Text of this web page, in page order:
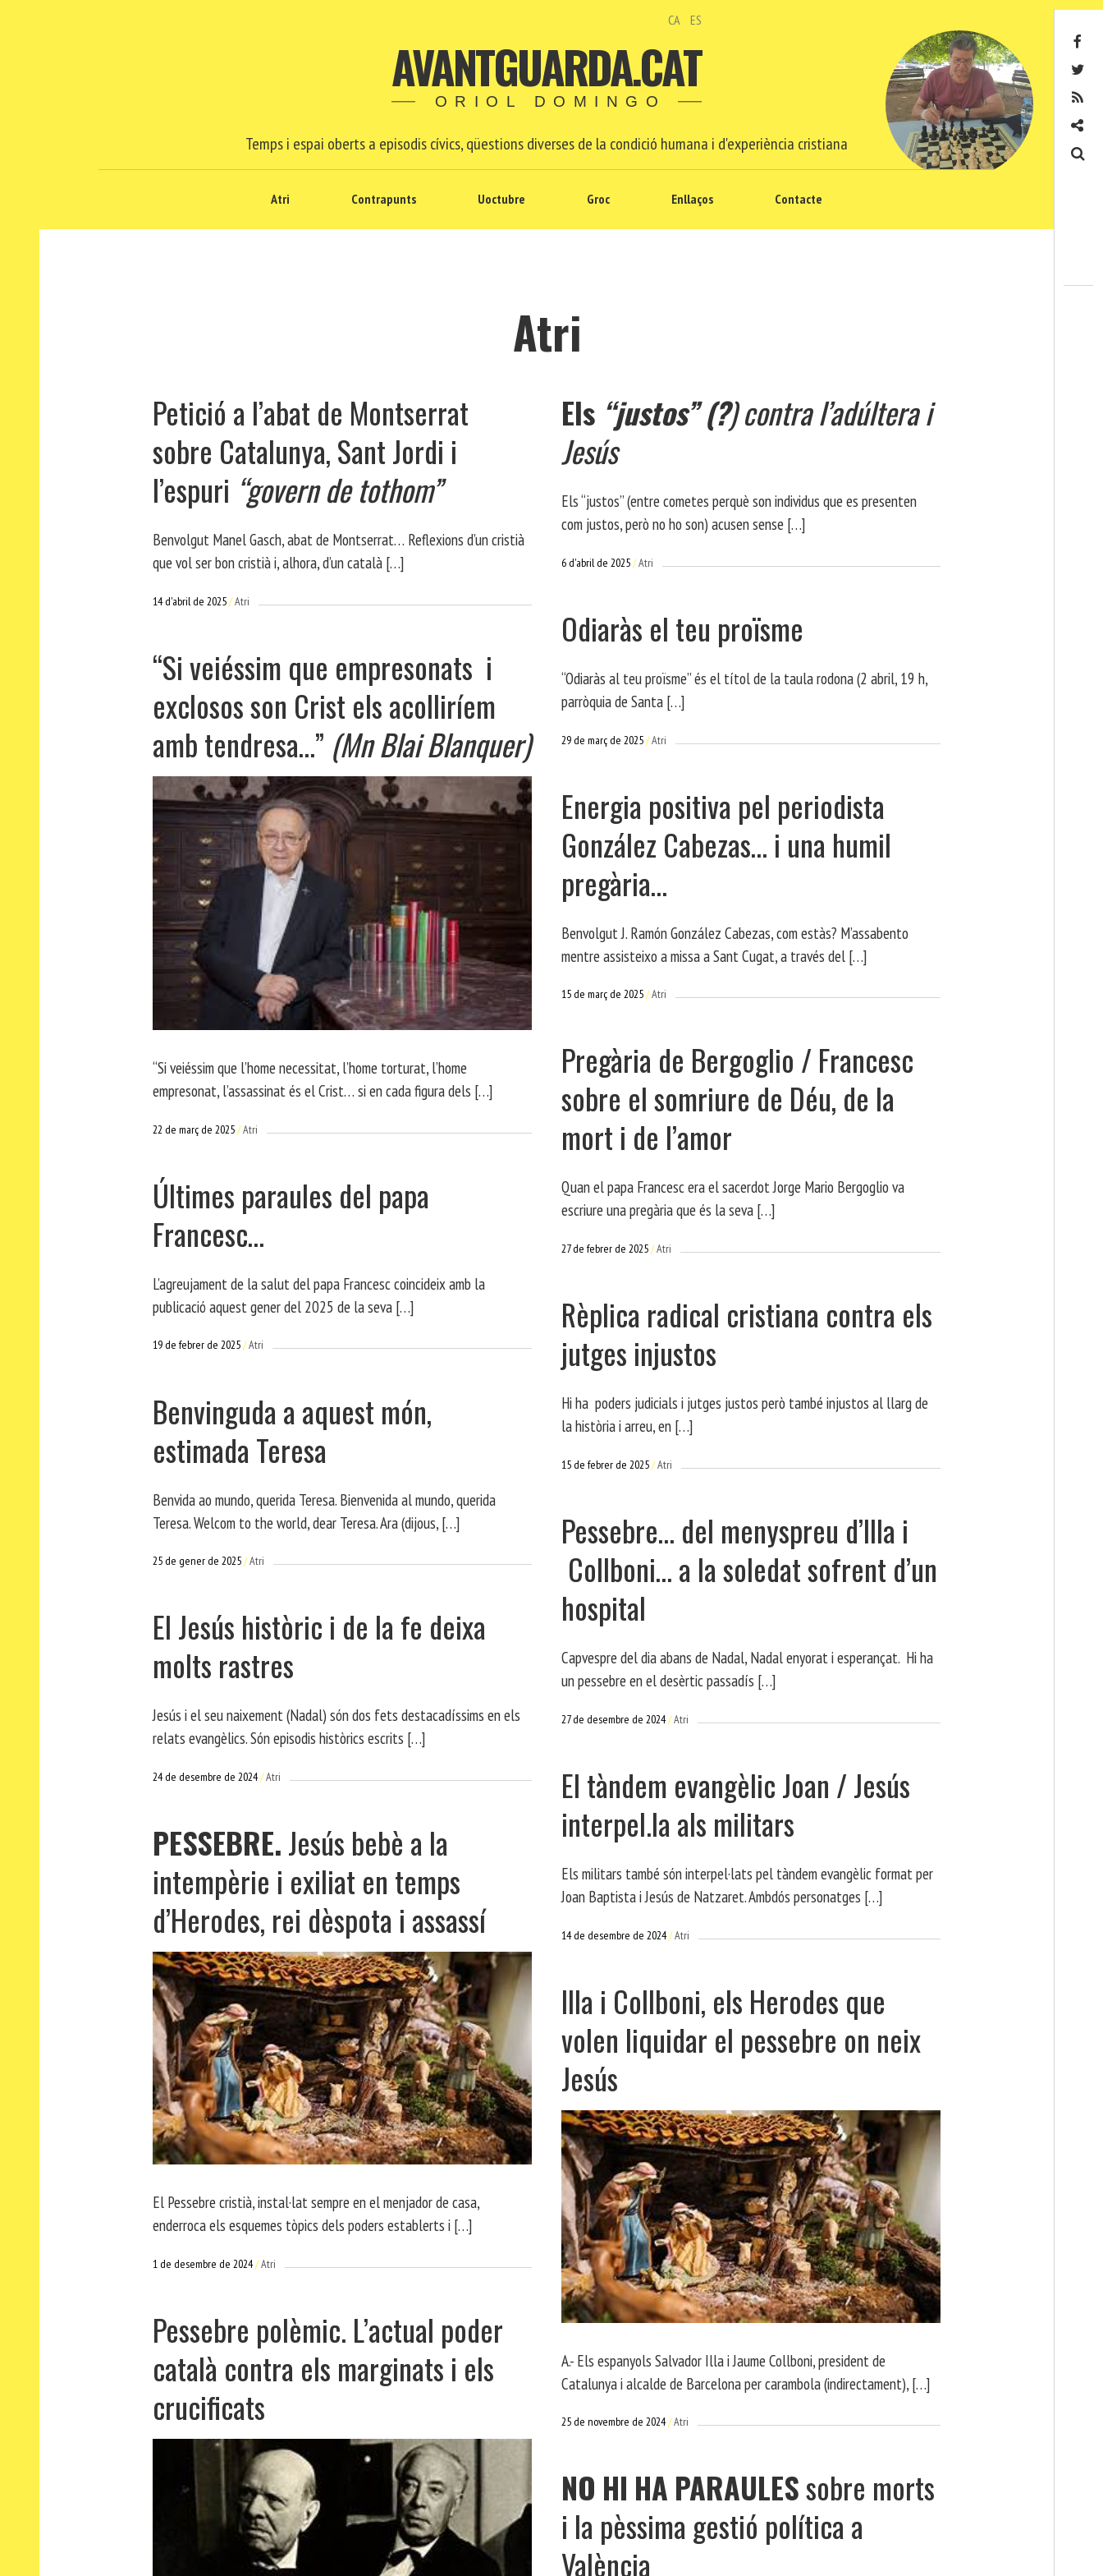
CA ES
AVANTGUARDA.CAT
ORIOL DOMINGO
Temps i espai oberts a episodis cívics, qüestions diverses de la condició humana i d'experiència cristiana
Atri Contrapunts Uoctubre Groc Enllaços Contacte
Atri
Petició a l’abat de Montserrat
sobre Catalunya, Sant Jordi i
l’espuri “govern de tothom”
Benvolgut Manel Gasch, abat de Montserrat… Reflexions d’un cristià
que vol ser bon cristià i, alhora, d’un català […]
14 d'abril de 2025 Atri
Els “justos” (?)contra l’adúltera i
Jesús
Els “justos” (entre cometes perquè son individus que es presenten
com justos, però no ho son) acusen sense […]
6 d'abril de 2025 Atri
Odiaràs el teu proïsme
“Odiaràs al teu proïsme” és el títol de la taula rodona (2 abril, 19 h,
parròquia de Santa […]
29 de març de 2025 Atri
“Si veiéssim que empresonats i
exclosos son Crist els acolliríem
amb tendresa…” (Mn Blai Blanquer)
A
“Si veiéssim que l’home necessitat, l’home torturat, l’home
empresonat, l’assassinat és el Crist… si en cada figura dels […]
22 de març de 2025 Atri
Energia positiva pel periodista
González Cabezas… i una humil
pregària…
Benvolgut J. Ramón González Cabezas, com estàs? M’assabento
mentre assisteixo a missa a Sant Cugat, a través del […]
15 de març de 2025 Atri
Pregària de Bergoglio / Francesc
sobre el somriure de Déu, de la
mort i de l’amor
Quan el papa Francesc era el sacerdot Jorge Mario Bergoglio va
escriure una pregària que és la seva […]
27 de febrer de 2025 Atri
Últimes paraules del papa
Francesc…
L’agreujament de la salut del papa Francesc coincideix amb la
publicació aquest gener del 2025 de la seva […]
19 de febrer de 2025 Atri
Rèplica radical cristiana contra els
jutges injustos
Hi ha poders judicials i jutges justos però també injustos al llarg de
la història i arreu, en […]
15 de febrer de 2025 Atri
Benvinguda a aquest món,
estimada Teresa
Benvida ao mundo, querida Teresa. Bienvenida al mundo, querida
Teresa. Welcom to the world, dear Teresa. Ara (dijous, […]
25 de gener de 2025 Atri
Pessebre… del menyspreu d’Illa i
Collboni… a la soledat sofrent d’un
hospital
Capvespre del dia abans de Nadal, Nadal enyorat i esperançat. Hi ha
un pessebre en el desèrtic passadís […]
27 de desembre de 2024 Atri
El Jesús històric i de la fe deixa
molts rastres
Jesús i el seu naixement (Nadal) són dos fets destacadíssims en els
relats evangèlics. Són episodis històrics escrits […]
24 de desembre de 2024 Atri
El tàndem evangèlic Joan / Jesús
interpel.la als militars
Els militars també són interpel·lats pel tàndem evangèlic format per
Joan Baptista i Jesús de Natzaret. Ambdós personatges […]
14 de desembre de 2024 Atri
PESSEBRE.Jesús bebè a la
intempèrie i exiliat en temps
d’Herodes, rei dèspota i assassí
A
El Pessebre cristià, instal·lat sempre en el menjador de casa,
enderroca els esquemes tòpics dels poders establerts i […]
1 de desembre de 2024 Atri
Illa i Collboni, els Herodes que
volen liquidar el pessebre on neix
Jesús
A
A.- Els espanyols Salvador Illa i Jaume Collboni, president de
Catalunya i alcalde de Barcelona per carambola (indirectament), […]
25 de novembre de 2024 Atri
Pessebre polèmic. L’actual poder
català contra els marginats i els
crucificats
NO HI HA PARAULESsobre morts
i la pèssima gestió política a
València
Contacte